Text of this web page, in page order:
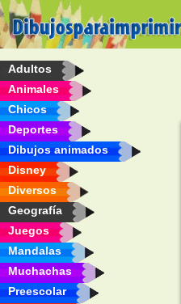
Adultos
Animales
Chicos
Deportes
Dibujos animados
Disney
Diversos
Geografía
Juegos
Mandalas
Muchachas
Preescolar